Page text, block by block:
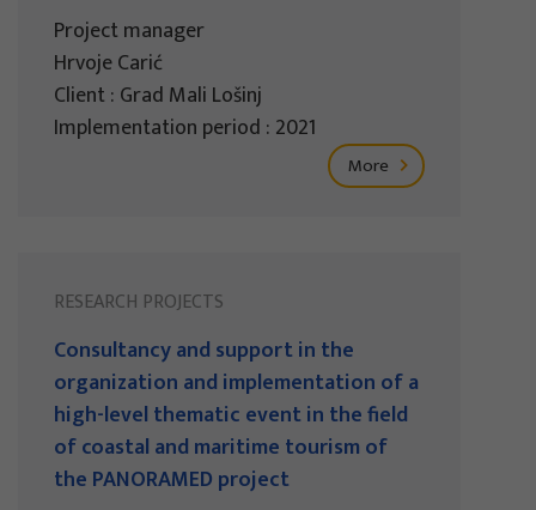
Project manager
Hrvoje Carić
Client : Grad Mali Lošinj
Implementation period : 2021
More
RESEARCH PROJECTS
Consultancy and support in the
organization and implementation of a
high-level thematic event in the field
of coastal and maritime tourism of
the PANORAMED project